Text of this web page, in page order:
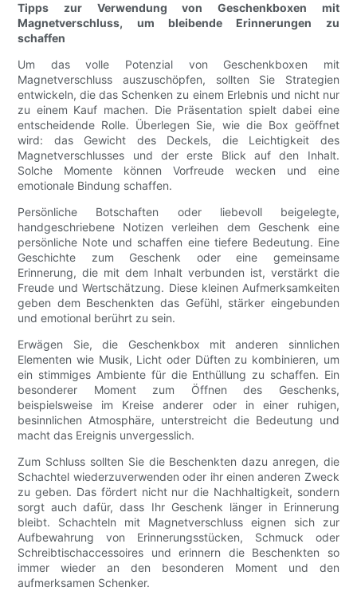
Tipps zur Verwendung von Geschenkboxen mit
Magnetverschluss, um bleibende Erinnerungen zu
schaffen
Um das volle Potenzial von Geschenkboxen mit
Magnetverschluss auszuschöpfen, sollten Sie Strategien
entwickeln, die das Schenken zu einem Erlebnis und nicht nur
zu einem Kauf machen. Die Präsentation spielt dabei eine
entscheidende Rolle. Überlegen Sie, wie die Box geöffnet
wird: das Gewicht des Deckels, die Leichtigkeit des
Magnetverschlusses und der erste Blick auf den Inhalt.
Solche Momente können Vorfreude wecken und eine
emotionale Bindung schaffen.
Persönliche Botschaften oder liebevoll beigelegte,
handgeschriebene Notizen verleihen dem Geschenk eine
persönliche Note und schaffen eine tiefere Bedeutung. Eine
Geschichte zum Geschenk oder eine gemeinsame
Erinnerung, die mit dem Inhalt verbunden ist, verstärkt die
Freude und Wertschätzung. Diese kleinen Aufmerksamkeiten
geben dem Beschenkten das Gefühl, stärker eingebunden
und emotional berührt zu sein.
Erwägen Sie, die Geschenkbox mit anderen sinnlichen
Elementen wie Musik, Licht oder Düften zu kombinieren, um
ein stimmiges Ambiente für die Enthüllung zu schaffen. Ein
besonderer Moment zum Öffnen des Geschenks,
beispielsweise im Kreise anderer oder in einer ruhigen,
besinnlichen Atmosphäre, unterstreicht die Bedeutung und
macht das Ereignis unvergesslich.
Zum Schluss sollten Sie die Beschenkten dazu anregen, die
Schachtel wiederzuverwenden oder ihr einen anderen Zweck
zu geben. Das fördert nicht nur die Nachhaltigkeit, sondern
sorgt auch dafür, dass Ihr Geschenk länger in Erinnerung
bleibt. Schachteln mit Magnetverschluss eignen sich zur
Aufbewahrung von Erinnerungsstücken, Schmuck oder
Schreibtischaccessoires und erinnern die Beschenkten so
immer wieder an den besonderen Moment und den
aufmerksamen Schenker.